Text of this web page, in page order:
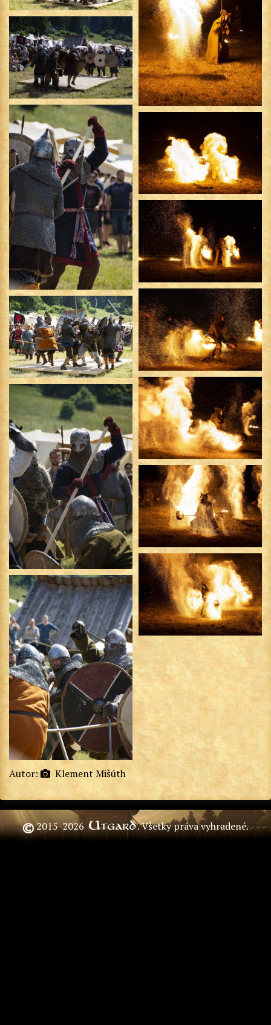
Autor: Klement Mišúth
©2015-2026Utgard. Všetky práva vyhradené.